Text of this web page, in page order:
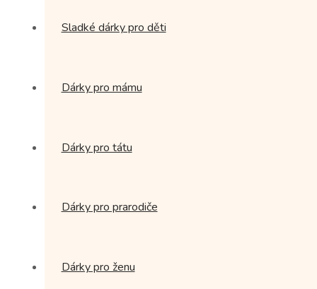
Sladké dárky pro děti
Dárky pro mámu
Dárky pro tátu
Dárky pro prarodiče
Dárky pro ženu